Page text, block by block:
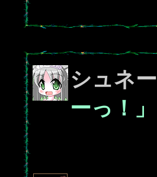
シュネー
ーっ！」